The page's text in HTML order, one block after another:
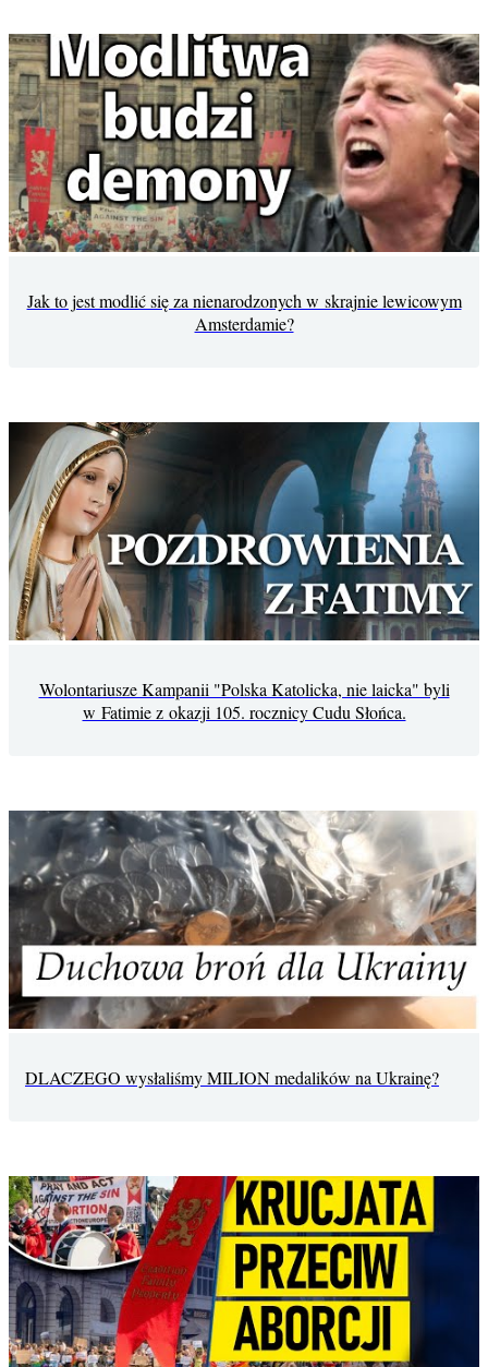
Jak to jest modlić się za nienarodzonych w skrajnie lewicowym
Amsterdamie?
Wolontariusze Kampanii "Polska Katolicka, nie laicka" byli
w Fatimie z okazji 105. rocznicy Cudu Słońca.
DLACZEGO wysłaliśmy MILION medalików na Ukrainę?